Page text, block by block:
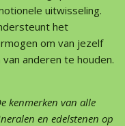
uitwisseling.
het
om van jezelf
van anderen te houden.
kenmerken van alle
en edelstenen op